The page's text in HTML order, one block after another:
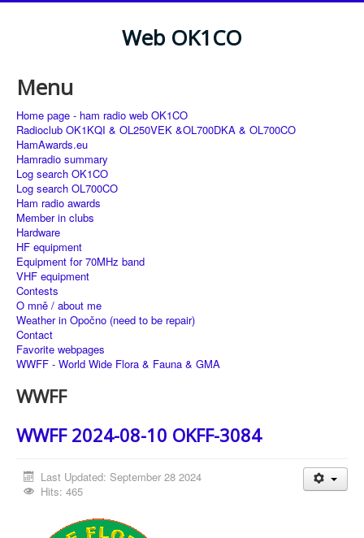
Web OK1CO
Menu
Home page - ham radio web OK1CO
Radioclub OK1KQI & OL250VEK &OL700DKA & OL700CO
HamAwards.eu
Hamradio summary
Log search OK1CO
Log search OL700CO
Ham radio awards
Member in clubs
Hardware
HF equipment
Equipment for 70MHz band
VHF equipment
Contests
O mně / about me
Weather in Opočno (need to be repair)
Contact
Favorite webpages
WWFF - World Wide Flora & Fauna & GMA
WWFF
WWFF 2024-08-10 OKFF-3084
Last Updated: September 28 2024
Hits: 465